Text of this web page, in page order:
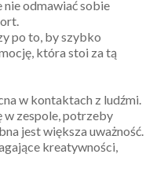
nie odmawiać sobie
po to, by szybko
która stoi za tą
w kontaktach z ludźmi.
zespole, potrzeby
jest większa uważność.
kreatywności,